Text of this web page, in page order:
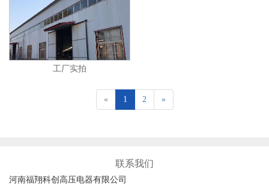
工厂实拍
« 1 2 »
联系我们
河南福翔科创高压电器有限公司